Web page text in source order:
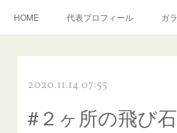
HOME 代表プロフィール ガ
飛び石施工料金について
当店へのアクセス 建築ガラスキズ取
2020.11.14 07:55
#２ヶ所の飛び